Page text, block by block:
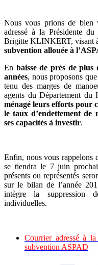
Nous vous prions de bien
adressé à la Présidente
Brigitte KLINKERT, visant
subvention allouée à
En baisse de près de plus
années, nous proposons
tenu des marges de
agents du Département du
ménagé leurs efforts pour
le taux d’endettement
ses capacités à investir.
Enfin, nous vous rappelons
se tiendra le 7 juin
présents ou représentés
sur le bilan de l’année
intègre la suppression
individuelles.
Courrier adressé à
subvention ASPAD